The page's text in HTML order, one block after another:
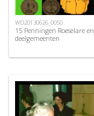
WD20130626_0050
15 Penningen Roeselare en
deelgemeenten